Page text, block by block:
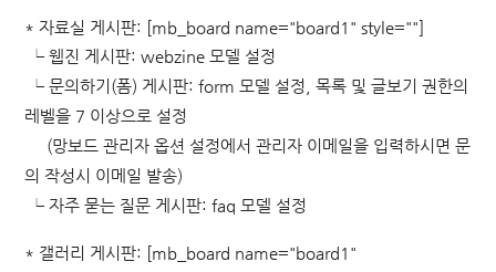
* 자료실 게시판: [mb_board name="board1" style=""]
└ 웹진 게시판: webzine 모델 설정
└ 문의하기(폼) 게시판: form 모델 설정, 목록 및 글보기 권한의
레벨을 7 이상으로 설정
(망보드 관리자 옵션 설정에서 관리자 이메일을 입력하시면 문
의 작성시 이메일 발송)
└ 자주 묻는 질문 게시판: faq 모델 설정
* 갤러리 게시판: [mb_board name="board1"